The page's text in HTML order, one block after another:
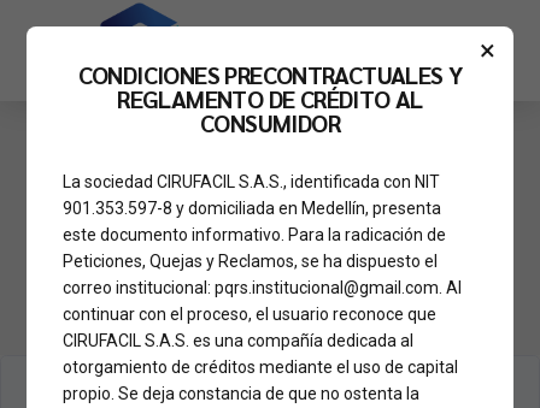
HOME
cirufacil
×
CONDICIONES PRECONTRACTUALES Y
REGLAMENTO DE CRÉDITO AL
CONSUMIDOR
La sociedad CIRUFACIL S.A.S., identificada con NIT
901.353.597-8 y domiciliada en Medellín, presenta
este documento informativo. Para la radicación de
Peticiones, Quejas y Reclamos, se ha dispuesto el
correo institucional: pqrs.institucional@gmail.com. Al
continuar con el proceso, el usuario reconoce que
CIRUFACIL S.A.S. es una compañía dedicada al
otorgamiento de créditos mediante el uso de capital
propio. Se deja constancia de que no ostenta la